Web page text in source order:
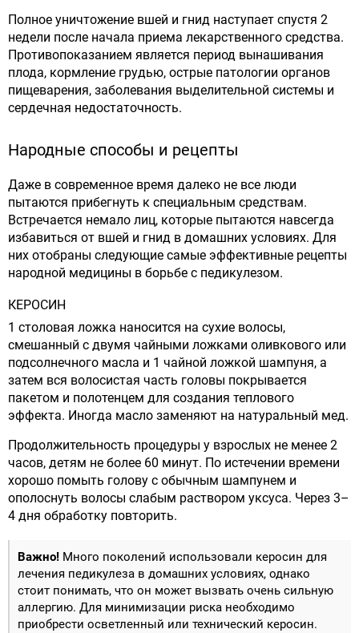
Полное уничтожение вшей и гнид наступает спустя 2
недели после начала приема лекарственного средства.
Противопоказанием является период вынашивания
плода, кормление грудью, острые патологии органов
пищеварения, заболевания выделительной системы и
сердечная недостаточность.
Народные способы и рецепты
Даже в современное время далеко не все люди
пытаются прибегнуть к специальным средствам.
Встречается немало лиц, которые пытаются навсегда
избавиться от вшей и гнид в домашних условиях. Для
них отобраны следующие самые эффективные рецепты
народной медицины в борьбе с педикулезом.
КЕРОСИН
1 столовая ложка наносится на сухие волосы,
смешанный с двумя чайными ложками оливкового или
подсолнечного масла и 1 чайной ложкой шампуня, а
затем вся волосистая часть головы покрывается
пакетом и полотенцем для создания теплового
эффекта. Иногда масло заменяют на натуральный мед.
Продолжительность процедуры у взрослых не менее 2
часов, детям не более 60 минут. По истечении времени
хорошо помыть голову с обычным шампунем и
ополоснуть волосы слабым раствором уксуса. Через 3–
4 дня обработку повторить.
Важно! Много поколений использовали керосин для
лечения педикулеза в домашних условиях, однако
стоит понимать, что он может вызвать очень сильную
аллергию. Для минимизации риска необходимо
приобрести осветленный или технический керосин.